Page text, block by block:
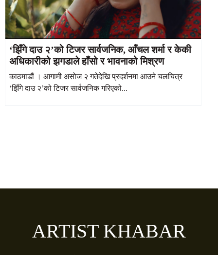
‘झिँगे दाउ २’को टिजर सार्वजनिक, आँचल शर्मा र केकी
अधिकारीको झगडाले हाँसो र भावनाको मिश्रण
काठमाडौं । आगामी असोज २ गतेदेखि प्रदर्शनमा आउने चलचित्र
‘झिँगे दाउ २’को टिजर सार्वजनिक गरिएको...
ARTIST KHABAR